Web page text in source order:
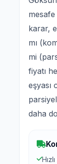
karar,
mı
mi
fiyatı
eşyası
daha